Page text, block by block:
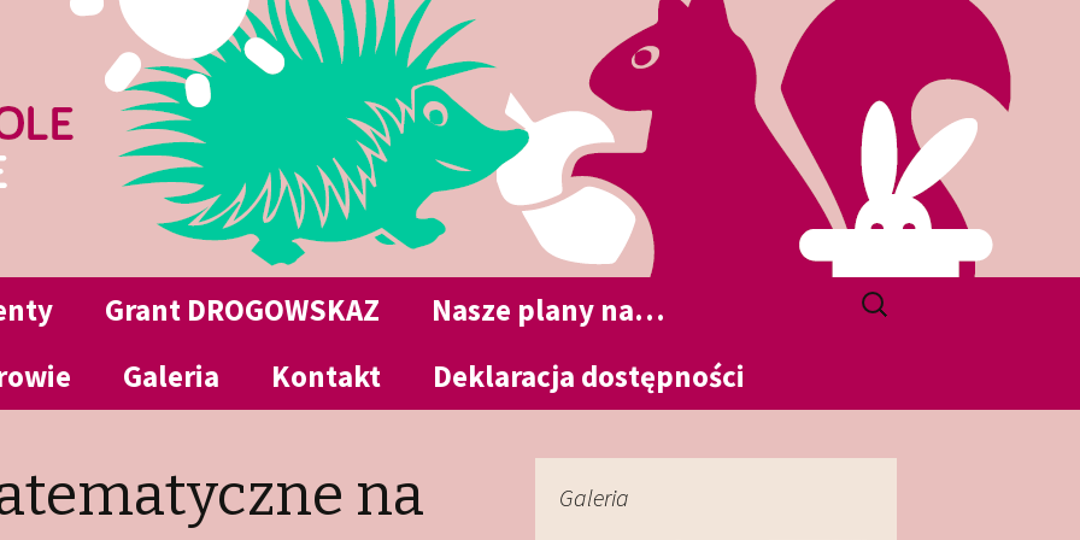
Jenin
Jeninie
Grant DROGOWSKAZ
Nasze plany na…
Galeria
2024/2025
Kontakt Deklaracja dostępności
Szukaj:
na
Galeria